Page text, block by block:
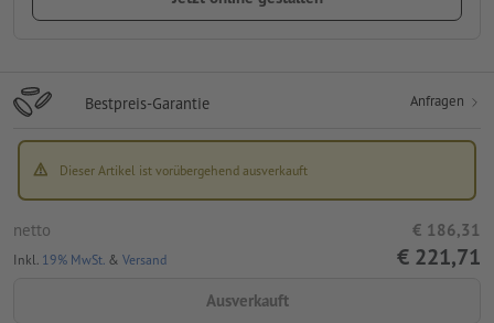
Bestpreis-Garantie Anfragen
Dieser Artikel ist vorübergehend ausverkauft
netto € 186,31
Inkl. 19% MwSt. & Versand € 221,71
Ausverkauft